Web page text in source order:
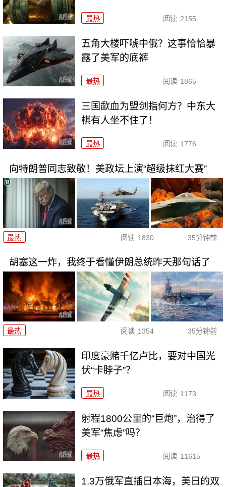
最热 阅读 2155
五角大楼吓唬中俄？这事恰恰暴
露了美军的底裤
最热 阅读 1865
三国歃血为盟剑指何方？中东大
棋有人坐不住了！
最热 阅读 1776
向特朗普同志致敬！美政坛上演“超级抹红大赛”
最热 阅读 1830 35分钟前
胡塞这一炸，我终于看懂伊朗总统昨天那句话了
最热 阅读 1354 35分钟前
印度豪赌千亿卢比，要对中国光
伏“卡脖子”？
最热 阅读 1173
射程1800公里的“巨炮”，治得了
美军“焦虑”吗？
最热 阅读 11615
1.3万俄军直插日本海，美日的双